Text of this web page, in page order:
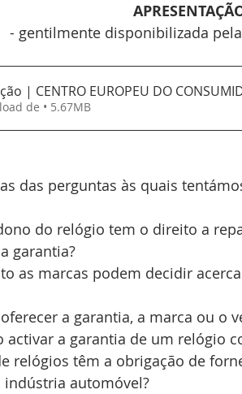
- gentilmente disponibilizada
| CENTRO EUROPEU DO
Fazer download de • 5.67MB
das perguntas às quais
do relógio tem o direito a
garantia?
as marcas podem decidir
a garantia, a marca ou o
activar a garantia de um relógio
relógios têm a obrigação de
indústria automóvel?